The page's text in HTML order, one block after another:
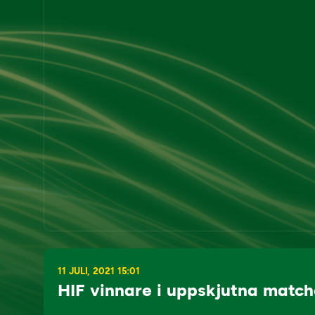
11 JULI, 2021 15:01
HIF vinnare i uppskjutna